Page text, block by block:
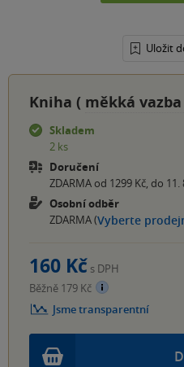
Uložit
Kniha ( měkká vazba
Skladem
2 ks
Doručení
ZDARMA od 1299 Kč, do
Osobní odběr
ZDARMA (Vyberte
160 Kč s DPH
Běžně 179 Kč
Jsme transparentní